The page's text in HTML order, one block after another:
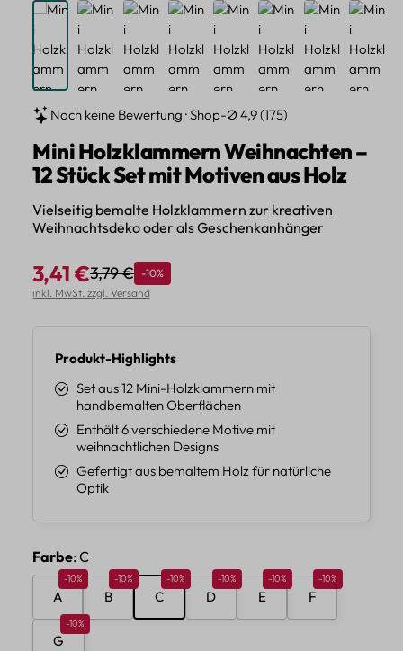
Noch keine Bewertung · Shop-Ø 4,9 (175)
Mini Holzklammern Weihnachten –
12 Stück Set mit Motiven aus Holz
Vielseitig bemalte Holzklammern zur kreativen
Weihnachtsdeko oder als Geschenkanhänger
Verkaufspreis:
3,41 €Regulärer Preis:
3,79 € Rabatt
-10%
inkl. MwSt. zzgl. Versand
Produkt-Highlights
Set aus 12 Mini-Holzklammern mit
handbemalten Oberflächen
Enthält 6 verschiedene Motive mit
weihnachtlichen Designs
Gefertigt aus bemaltem Holz für natürliche
Optik
Farbeauswählen
: C
A
Rabatt 10%
-10%
B
Rabatt 10%
-10%
C
Rabatt 10%
-10%
D
Rabatt 10%
-10%
E
Rabatt 10%
-10%
F
Rabatt 10%
-10%
G
Rabatt 10%
-10%